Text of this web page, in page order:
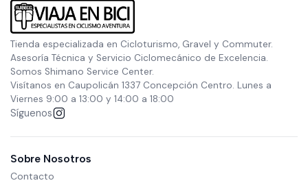
Tienda especializada en Cicloturismo, Gravel y Commuter.
Asesoría Técnica y Servicio Ciclomecánico de Excelencia.
Somos Shimano Service Center.
Visítanos en Caupolicán 1337 Concepción Centro. Lunes a
Viernes 9:00 a 13:00 y 14:00 a 18:00
Síguenos
Sobre Nosotros
Contacto